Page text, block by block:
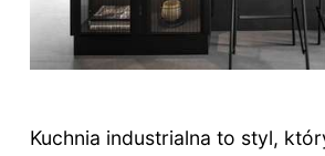
Kuchnia industrialna to styl,